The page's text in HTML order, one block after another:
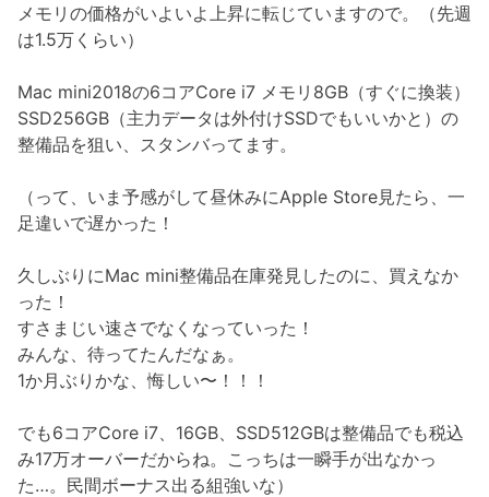
メモリの価格がいよいよ上昇に転じていますので。（先週
は1.5万くらい）
Mac mini2018の6コアCore i7 メモリ8GB（すぐに換装）
SSD256GB（主力データは外付けSSDでもいいかと）の
整備品を狙い、スタンバってます。
（って、いま予感がして昼休みにApple Store見たら、一
足違いで遅かった！
久しぶりにMac mini整備品在庫発見したのに、買えなか
った！
すさまじい速さでなくなっていった！
みんな、待ってたんだなぁ。
1か月ぶりかな、悔しい〜！！！
でも6コアCore i7、16GB、SSD512GBは整備品でも税込
み17万オーバーだからね。こっちは一瞬手が出なかっ
た…。民間ボーナス出る組強いな）